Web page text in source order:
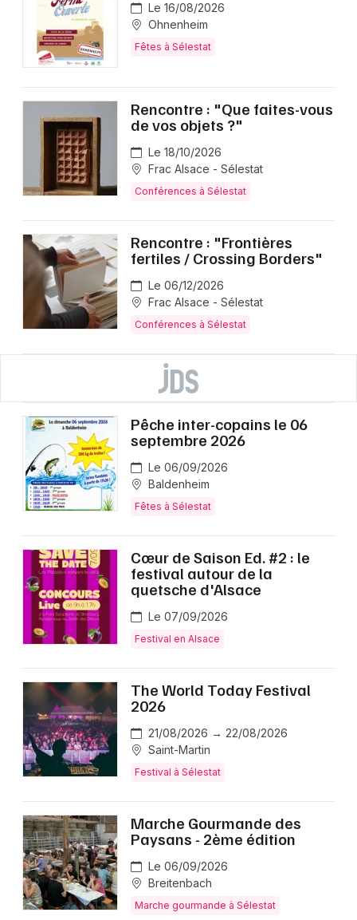
Le 16/08/2026
Ohnenheim
Fêtes à Sélestat
Rencontre : "Que faites-vous
de vos objets ?"
Le 18/10/2026
Frac Alsace - Sélestat
Conférences à Sélestat
Rencontre : "Frontières
fertiles / Crossing Borders"
Le 06/12/2026
Frac Alsace - Sélestat
Conférences à Sélestat
Pêche inter-copains le 06
septembre 2026
Le 06/09/2026
Baldenheim
Fêtes à Sélestat
Cœur de Saison Ed. #2 : le
festival autour de la
quetsche d'Alsace
Le 07/09/2026
Festival en Alsace
The World Today Festival
2026
21/08/2026 → 22/08/2026
Saint-Martin
Festival à Sélestat
Marche Gourmande des
Paysans - 2ème édition
Le 06/09/2026
Breitenbach
Marche gourmande à Sélestat